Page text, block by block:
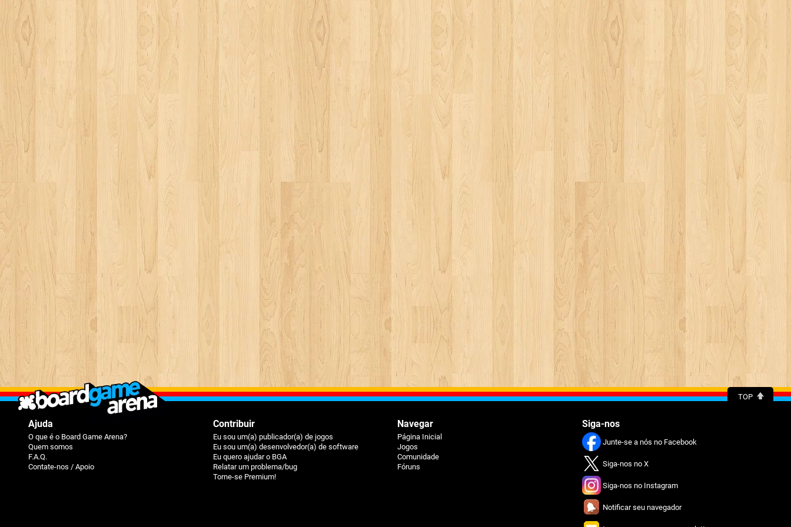
TOP
Ajuda
O que é o Board Game Arena?
Quem somos
F.A.Q.
Contate-nos / Apoio
Contribuir
Eu sou um(a) publicador(a) de jogos
Eu sou um(a) desenvolvedor(a) de software
Eu quero ajudar o BGA
Relatar um problema/bug
Torne-se Premium!
Navegar
Página Inicial
Jogos
Comunidade
Fóruns
Siga-nos
Junte-se a nós no Facebook
Siga-nos no X
Siga-nos no Instagram
Notificar seu navegador